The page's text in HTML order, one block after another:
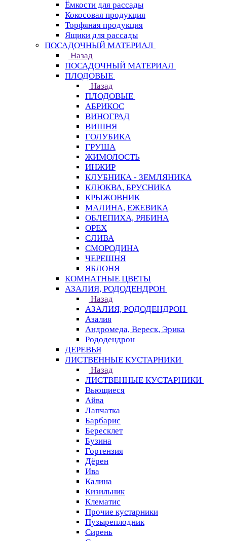
Ёмкости для рассады
Кокосовая продукция
Торфяная продукция
Ящики для рассады
ПОСАДОЧНЫЙ МАТЕРИАЛ
Назад
ПОСАДОЧНЫЙ МАТЕРИАЛ
ПЛОДОВЫЕ
Назад
ПЛОДОВЫЕ
АБРИКОС
ВИНОГРАД
ВИШНЯ
ГОЛУБИКА
ГРУША
ЖИМОЛОСТЬ
ИНЖИР
КЛУБНИКА - ЗЕМЛЯНИКА
КЛЮКВА, БРУСНИКА
КРЫЖОВНИК
МАЛИНА, ЕЖЕВИКА
ОБЛЕПИХА, РЯБИНА
ОРЕХ
СЛИВА
СМОРОДИНА
ЧЕРЕШНЯ
ЯБЛОНЯ
КОМНАТНЫЕ ЦВЕТЫ
АЗАЛИЯ, РОДОДЕНДРОН
Назад
АЗАЛИЯ, РОДОДЕНДРОН
Азалия
Андромеда, Вереск, Эрика
Рододендрон
ДЕРЕВЬЯ
ЛИСТВЕННЫЕ КУСТАРНИКИ
Назад
ЛИСТВЕННЫЕ КУСТАРНИКИ
Вьющиеся
Айва
Лапчатка
Барбарис
Бересклет
Бузина
Гортензия
Дёрен
Ива
Калина
Кизильник
Клематис
Прочие кустарники
Пузыреплодник
Сирень